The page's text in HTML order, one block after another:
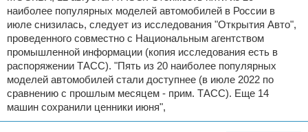
наиболее популярных моделей автомобилей в России в
июле снизилась, следует из исследования "Открытия Авто",
проведенного совместно с Национальным агентством
промышленной информации (копия исследования есть в
распоряжении ТАСС). "Пять из 20 наиболее популярных
моделей автомобилей стали доступнее (в июле 2022 по
сравнению с прошлым месяцем - прим. ТАСС). Еще 14
машин сохранили ценники июня",